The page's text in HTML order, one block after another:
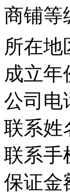
商铺等
所在地
成立年
公司电
联系姓
联系手
保证金